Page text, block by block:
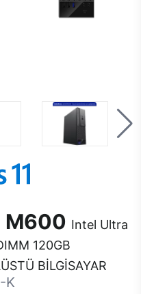
M600 Intel Ultra
120GB
BİLGİSAYAR
K